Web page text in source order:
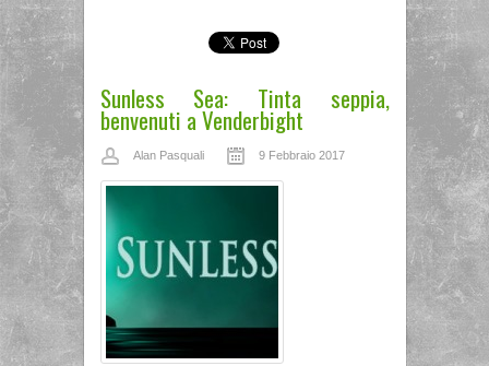
Sunless Sea: Tinta seppia,
benvenuti a Venderbight
Alan Pasquali 9 Febbraio 2017